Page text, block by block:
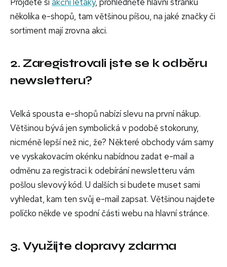
několika e-shopů, tam většinou píšou, na jaké značky či
sortiment mají zrovna akci.
2. Zaregistrovali jste se k odběru
newsletteru?
Velká spousta e-shopů nabízí slevu na první nákup.
Většinou bývá jen symbolická v podobě stokoruny,
nicméně lepší než nic, že? Některé obchody vám samy
ve vyskakovacím okénku nabídnou zadat e-mail a
odměnu za registraci k odebírání newsletteru vám
pošlou slevový kód. U dalších si budete muset sami
vyhledat, kam ten svůj e-mail zapsat. Většinou najdete
políčko někde ve spodní části webu na hlavní stránce.
3. Využijte dopravy zdarma